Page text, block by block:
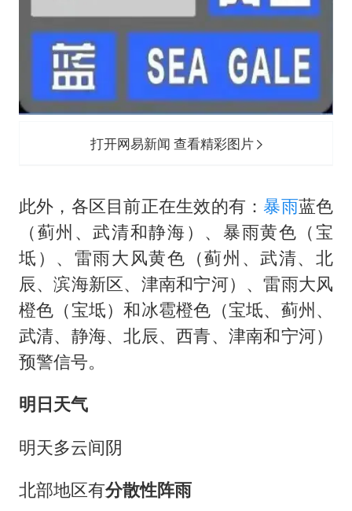
打开网易新闻 查看精彩图片
此外，各区目前正在生效的有：暴雨蓝色
（蓟州、武清和静海）、暴雨黄色（宝
坻）、雷雨大风黄色（蓟州、武清、北
辰、滨海新区、津南和宁河）、雷雨大风
橙色（宝坻）和冰雹橙色（宝坻、蓟州、
武清、静海、北辰、西青、津南和宁河）
预警信号。
明日天气
明天多云间阴
北部地区有分散性阵雨